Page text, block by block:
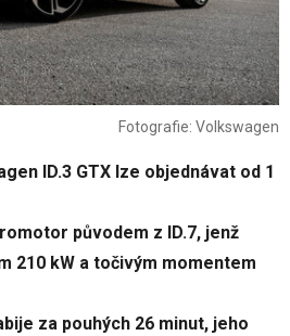
Fotografie: Volkswagen
ID.3 GTX lze objednávat od 1
původem z ID.7, jenž
210 kW a točivým momentem
za pouhých 26 minut, jeho